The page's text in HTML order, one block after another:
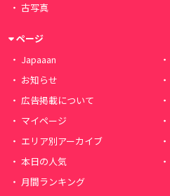
古写真
ページ
Japaaan
お知らせ
広告掲載について
マイページ
エリア別アーカイブ
本日の人気
月間ランキング